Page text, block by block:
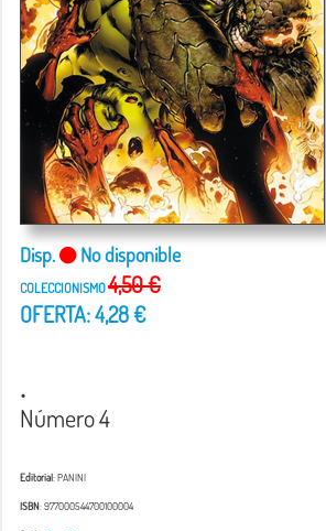
Disp. No disponible
COLECCIONISMO4,50 €
OFERTA: 4,28 €
.
Número 4
Editorial: PANINI
ISBN: 977000544700100004